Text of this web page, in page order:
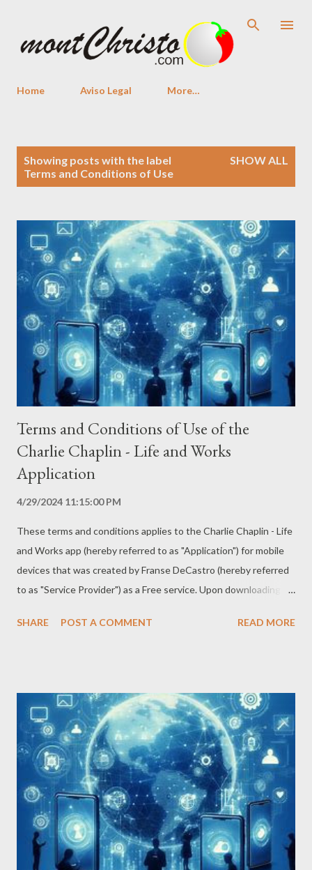
Home Aviso Legal More…
Showing posts with the label
Terms and Conditions of Use
SHOW ALL
Terms and Conditions of Use of the
Charlie Chaplin - Life and Works
Application
4/29/2024 11:15:00 PM
These terms and conditions applies to the Charlie Chaplin - Life
and Works app (hereby referred to as "Application") for mobile
devices that was created by Franse DeCastro (hereby referred
to as "Service Provider") as a Free service. Upon downloading or
following terms. It is strongly advised that you thoroughly read
attempts to extract the source code of the Application,
translate the Application into other languages, or create
derivative versions are not permitted. All trademarks,
copyrights, database rights, and other intellectual property
rights related to the Application remain the property of the
Service Provider. The Service Provider is dedicated to ensuring
that the Application is as beneficial and efficient ...
SHARE POST A COMMENT READ MORE